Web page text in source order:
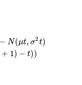
− N(μt, σ2t)
+ 1) − t))